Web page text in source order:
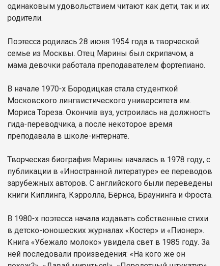
одинаковым удовольствием читают как дети, так и их
родители.
Поэтесса родилась 28 июня 1954 года в творческой
семье из Москвы. Отец Марины был скрипачом, а
мама девочки работала преподавателем фортепиано.
В начале 1970-х Бородицкая стала студенткой
Московского лингвистического университета им.
Мориса Тореза. Окончив вуз, устроилась на должность
гида-переводчика, а после некоторое время
преподавала в школе-интернате.
Творческая биография Марины началась в 1978 году, с
публикации в «Иностранной литературе» ее переводов
зарубежных авторов. С английского были переведены
книги Киплинга, Кэрролла, Бёрнса, Браунинга и Фроста.
В 1980-х поэтесса начала издавать собственные стихи
в детско-юношеских журналах «Костер» и «Пионер».
Книга «Убежало молоко» увидела свет в 1985 году. За
ней последовали произведения: «На кого же он